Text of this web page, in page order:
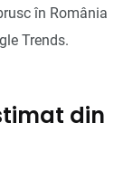
în România
Trends.
din